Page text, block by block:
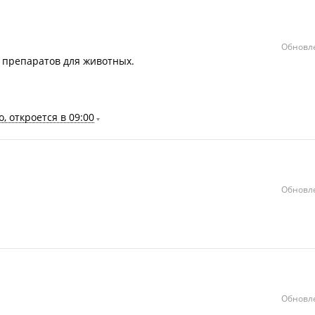
для животных.
откроется в 09:00